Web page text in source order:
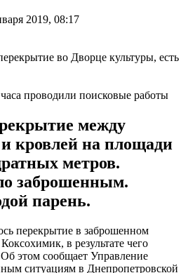
2019, 08:17
проводили поисковые работы
между
кровлей на площади
метров.
заброшенным.
парень.
перекрытие в заброшенном
в результате чего
этом сообщает Управление
ситуациям в Днепропетровской